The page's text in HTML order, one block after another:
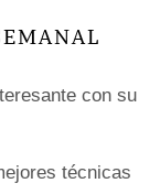
con su
técnicas